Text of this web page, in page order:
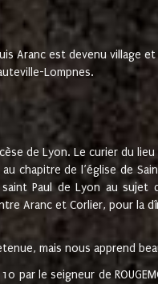
Aranc est devenu village et
Lompnes.
de Lyon. Le curier du
au chapitre de l’église de
Paul de Lyon au sujet
Aranc et Corlier, pour la
mais nous apprend
le seigneur de